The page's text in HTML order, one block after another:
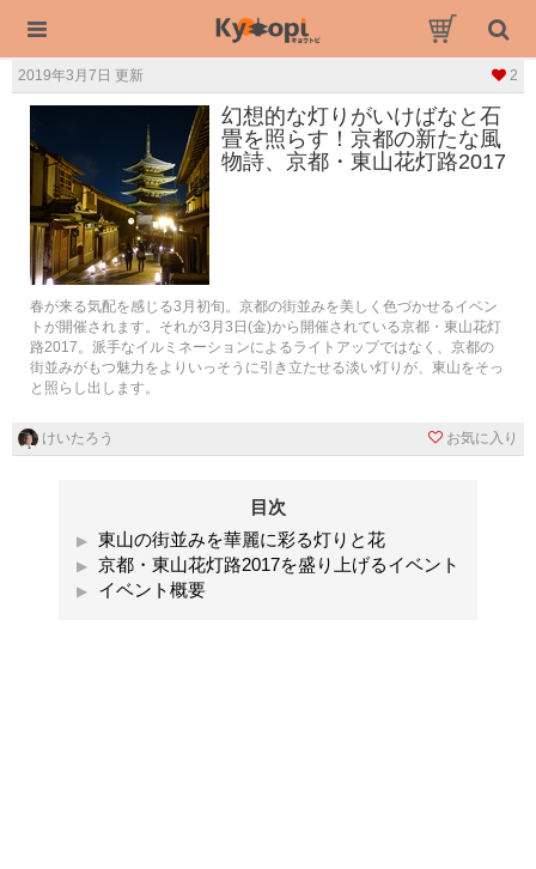
2019年3月7日 更新 2
幻想的な灯りがいけばなと石
畳を照らす！京都の新たな風
物詩、京都・東山花灯路2017
春が来る気配を感じる3月初旬。京都の街並みを美しく色づかせるイベン
トが開催されます。それが3月3日(金)から開催されている京都・東山花灯
路2017。派手なイルミネーションによるライトアップではなく、京都の
街並みがもつ魅力をよりいっそうに引き立たせる淡い灯りが、東山をそっ
と照らし出します。
けいたろう お気に入り
目次
東山の街並みを華麗に彩る灯りと花
京都・東山花灯路2017を盛り上げるイベント
イベント概要